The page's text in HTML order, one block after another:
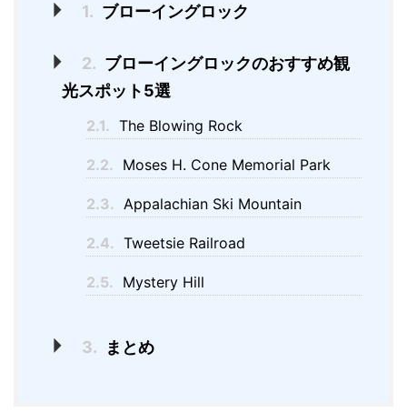
1. ブローイングロック
2. ブローイングロックのおすすめ観
光スポット5選
2.1. The Blowing Rock
2.2. Moses H. Cone Memorial Park
2.3. Appalachian Ski Mountain
2.4. Tweetsie Railroad
2.5. Mystery Hill
3. まとめ